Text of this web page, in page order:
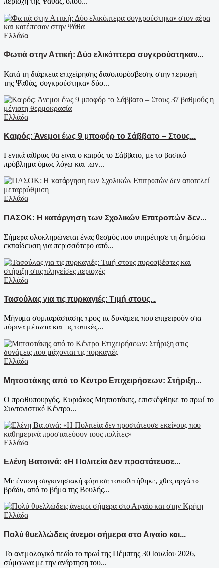
Ελλάδα
Φωτιά στην Αττική: Δύο ελικόπτερα συγκρούστηκαν...
Κατά τη διάρκεια επιχείρησης δασοπυρόσβεσης στην περιοχή
της Ψαθάς, συγκρούστηκαν δύο...
Ελλάδα
Καιρός: Άνεμοι έως 9 μποφόρ το Σάββατο – Στους...
Γενικά αίθριος θα είναι ο καιρός το Σάββατο, με το βασικό
πρόβλημα όμως λόγω και των...
Ελλάδα
ΠΑΣΟΚ: Η κατάργηση των Σχολικών Επιτροπών δεν...
Σήμερα ολοκληρώνεται ένας θεσμός που υπηρέτησε τη δημόσια
εκπαίδευση για περισσότερο από...
Ελλάδα
Τασούλας για τις πυρκαγιές: Τιμή στους...
Μήνυμα συμπαράστασης προς τις δυνάμεις που επιχειρούν στα
πύρινα μέτωπα και τις τοπικές...
Ελλάδα
Μητσοτάκης από το Κέντρο Επιχειρήσεων: Στήριξη...
Ο πρωθυπουργός, Κυριάκος Μητσοτάκης, επισκέφθηκε το πρωί το
Συντονιστικό Κέντρο...
Ελλάδα
Ελένη Βατσινά: «Η Πολιτεία δεν προστάτευσε...
Με έντονη συγκινησιακή φόρτιση τοποθετήθηκε, χθες αργά το
βράδυ, από το βήμα της Βουλής...
Ελλάδα
Πολύ θυελλώδεις άνεμοι σήμερα στο Αιγαίο και...
Το ανεμολογικό πεδίο το πρωί της Πέμπτης 30 Ιουλίου 2026,
σύμφωνα με την ανάρτηση του...